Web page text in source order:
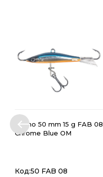
Ancho 50 mm 15 g FAB 08
Chrome Blue OM
Код:50 FAB 08